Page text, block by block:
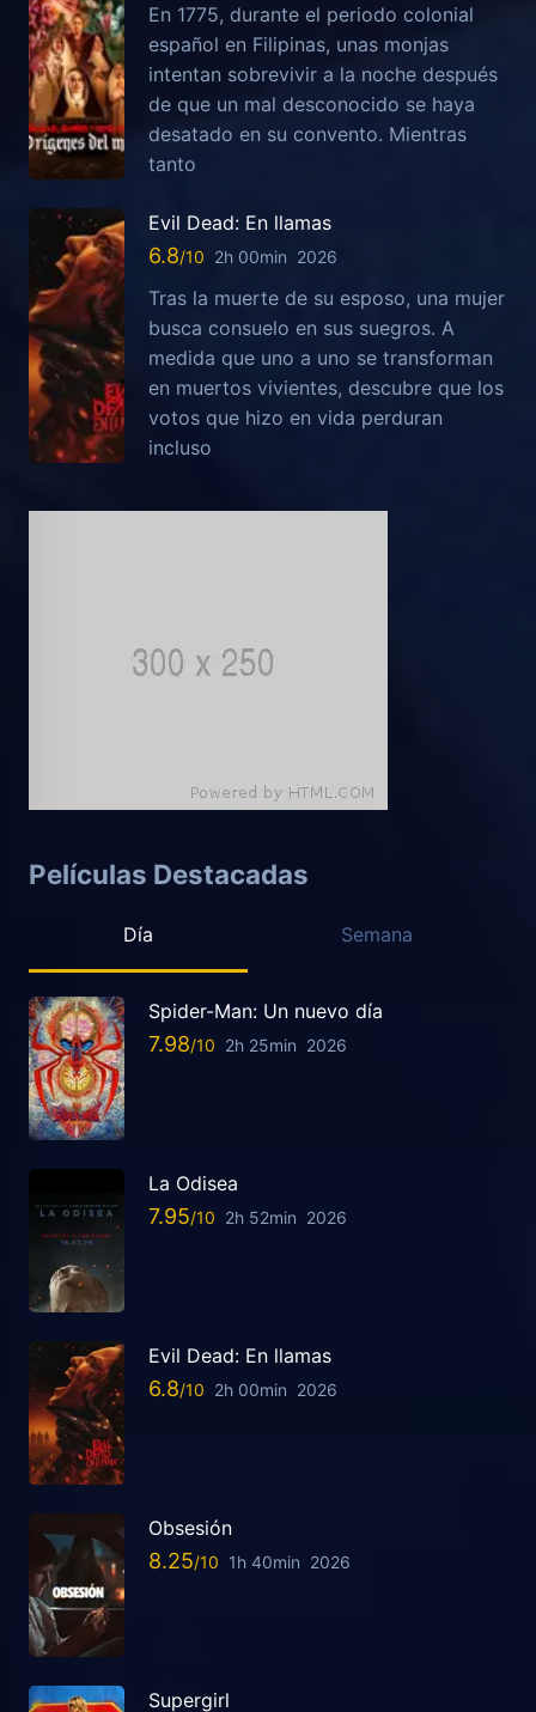
En 1775, durante el periodo colonial
español en Filipinas, unas monjas
intentan sobrevivir a la noche después
de que un mal desconocido se haya
desatado en su convento. Mientras
tanto
Evil Dead: En llamas
6.8 2h 00min 2026
Tras la muerte de su esposo, una mujer
busca consuelo en sus suegros. A
medida que uno a uno se transforman
en muertos vivientes, descubre que los
votos que hizo en vida perduran
incluso
Películas Destacadas
Día Semana
Spider-Man: Un nuevo día
7.98 2h 25min 2026
La Odisea
7.95 2h 52min 2026
Evil Dead: En llamas
6.8 2h 00min 2026
Obsesión
8.25 1h 40min 2026
Supergirl